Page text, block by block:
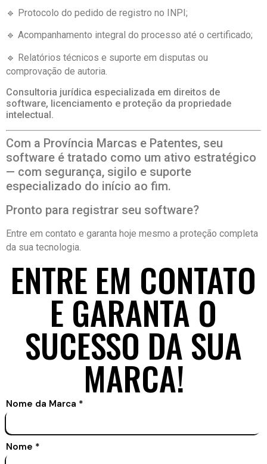
🔹 Protocolo do pedido de registro no INPI;
🔹 Acompanhamento integral do processo até o certificado;
🔹 Relatórios técnicos e suporte em disputas ou
comprovação de autoria.
Consultoria jurídica especializada em direitos de
software, licenciamento e proteção da propriedade
intelectual.
Com a Província Marcas e Patentes, seu
software é tratado como um ativo estratégico
— com segurança, sigilo e suporte
especializado do início ao fim.
Pronto para registrar seu software?
Entre em contato e garanta hoje mesmo a proteção completa
da sua tecnologia.
ENTRE EM CONTATO
E GARANTA O
SUCESSO DA SUA
MARCA!
Nome da Marca *
Nome *